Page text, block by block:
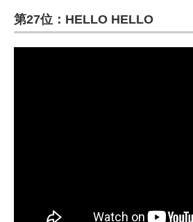
第27位：HELLO HELLO